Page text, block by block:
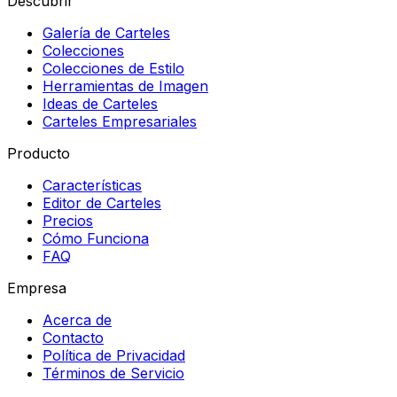
Galería de Carteles
Colecciones
Colecciones de Estilo
Herramientas de Imagen
Ideas de Carteles
Carteles Empresariales
Producto
Características
Editor de Carteles
Precios
Cómo Funciona
FAQ
Empresa
Acerca de
Contacto
Política de Privacidad
Términos de Servicio